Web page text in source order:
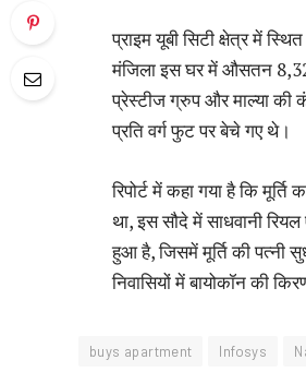
प्राइम यूबी सिटी क्षेत्र में
मंजिला इस घर में औसतन
प्रेस्टीज ग्रुप और माल्या की
प्रति वर्ग फुट पर बेचे गए थे।
रिपोर्ट में कहा गया है कि
था, इस सौदे में साधवानी
हुआ है, जिसमें मूर्ति की पत्नी
निवासियों में बायोकॉन की
buys apartment Infosys